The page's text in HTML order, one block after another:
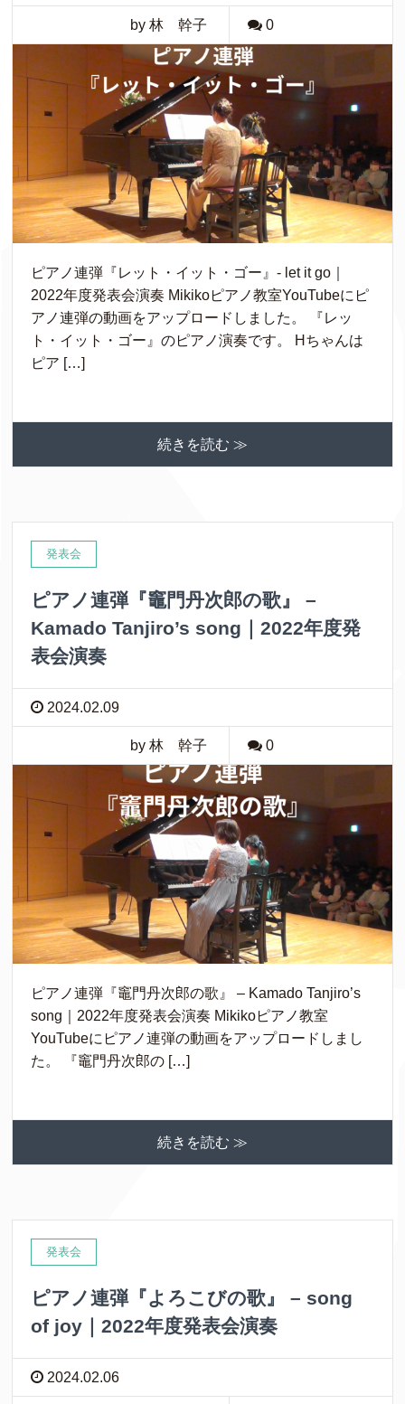
by 林 幹子 0
ピアノ連弾『レット・イット・ゴー』- let it go｜
2022年度発表会演奏 Mikikoピアノ教室YouTubeにピ
アノ連弾の動画をアップロードしました。 『レッ
ト・イット・ゴー』のピアノ演奏です。 Hちゃんは
ピア […]
続きを読む ≫
発表会
ピアノ連弾『竈門丹次郎の歌』 –
Kamado Tanjiro’s song｜2022年度発
表会演奏
2024.02.09
by 林 幹子 0
ピアノ連弾『竈門丹次郎の歌』 – Kamado Tanjiro’s
song｜2022年度発表会演奏 Mikikoピアノ教室
YouTubeにピアノ連弾の動画をアップロードしまし
た。 『竈門丹次郎の […]
続きを読む ≫
発表会
ピアノ連弾『よろこびの歌』 – song
of joy｜2022年度発表会演奏
2024.02.06